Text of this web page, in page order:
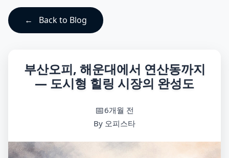
Back to Blog
부산오피, 해운대에서 연산동까지
― 도시형 힐링 시장의 완성도
6개월 전
By 오피스타